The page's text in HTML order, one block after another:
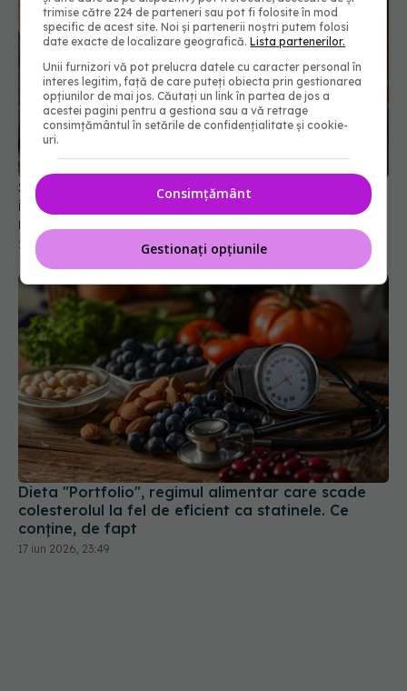
Seu de vită, „grăsimea-minune” care a împărțit
internetul în două tabere: trend alimentar sau
risc pentru inimă și piele?
29 iun 2026, 11:14
Dieta "Portfolio", regimul alimentar care scade
colesterolul la fel de eficient ca statinele. Ce
conține, de fapt
17 iun 2026, 23:49
trimise către 224 de parteneri sau pot fi folosite în mod
specific de acest site. Noi și partenerii noștri putem folosi
date exacte de localizare geografică.Lista partenerilor.
Unii furnizori vă pot prelucra datele cu caracter personal în
interes legitim, față de care puteți obiecta prin gestionarea
opțiunilor de mai jos. Căutați un link în partea de jos a
acestei pagini pentru a gestiona sau a vă retrage
consimțământul în setările de confidențialitate și cookie-
uri.
Consimțământ
Gestionați opțiunile